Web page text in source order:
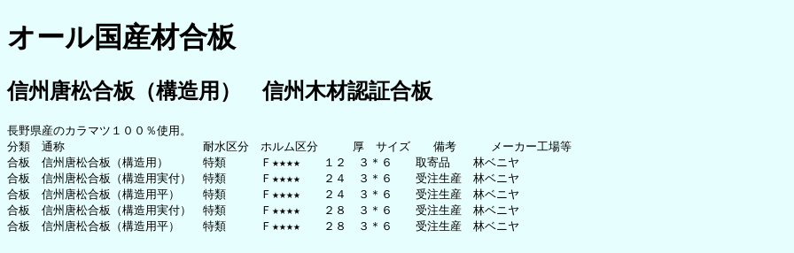
オール国産材合板
信州唐松合板（構造用） 信州木材認証合板
長野県産のカラマツ１００％使用。
分類　通称　　　　　　　　　　　　耐水区分　ホルム区分　　　厚　サイズ　　備考　　　メーカー工場等
合板　信州唐松合板（構造用）　　　特類　　　Ｆ★★★★　　１２　３＊６　　取寄品　　林ベニヤ
合板　信州唐松合板（構造用実付）　特類　　　Ｆ★★★★　　２４　３＊６　　受注生産　林ベニヤ
合板　信州唐松合板（構造用平）　　特類　　　Ｆ★★★★　　２４　３＊６　　受注生産　林ベニヤ
合板　信州唐松合板（構造用実付）　特類　　　Ｆ★★★★　　２８　３＊６　　受注生産　林ベニヤ